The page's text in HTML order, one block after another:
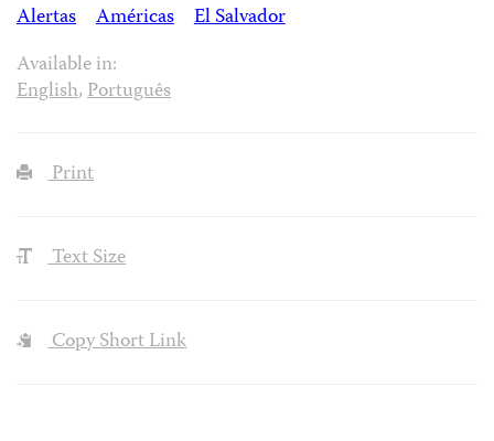
Alertas
Américas
El Salvador
Available in:
English,Português
Print
Text Size
Copy Short Link